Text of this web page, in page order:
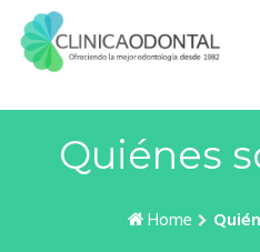
content
Quiénes
Home